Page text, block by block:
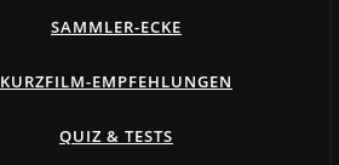
SAMMLER-ECKE
KURZFILM-EMPFEHLUNGEN
QUIZ & TESTS